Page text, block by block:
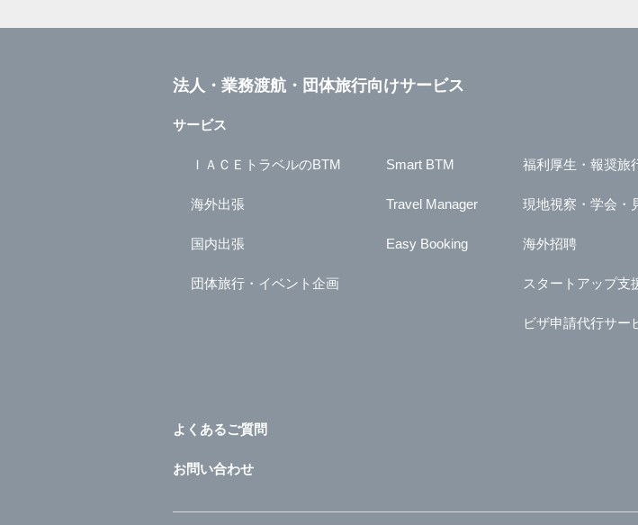
法人・業務渡航・団体旅行向けサービス
サービス
ＩＡＣＥトラベルのBTM
海外出張
国内出張
団体旅行・イベント企画
Smart BTM
Travel Manager
Easy Booking
福利厚生・報奨旅
現地視察・学会・
海外招聘
スタートアップ支
ビザ申請代行サー
よくあるご質問
お問い合わせ